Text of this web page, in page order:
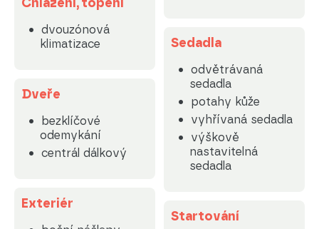
dvouzónová
klimatizace
Dveře
bezklíčové
odemykání
centrál dálkový
Exteriér
Sedadla
odvětrávaná
sedadla
potahy kůže
vyhřívaná sedadla
výškově
nastavitelná
sedadla
Startování